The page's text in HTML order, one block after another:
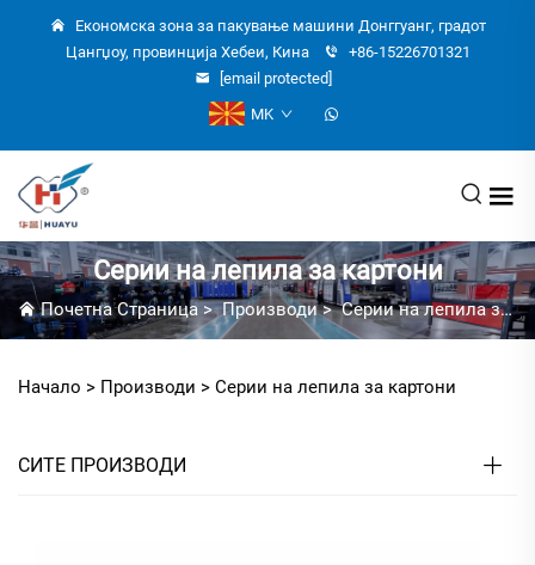
Економска зона за пакување машини Донггуанг, градот
Цангџоу, провинција Хебеи, Кина
+86-15226701321
[email protected]
MK
Серии на лепила за картони
Почетна Страница>Производи>Серии на лепила за картони
Начало > Производи > Серии на лепила за картони
СИТЕ ПРОИЗВОДИ